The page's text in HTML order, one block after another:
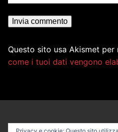
Questo sito usa Akismet per
come i tuoi dati vengono